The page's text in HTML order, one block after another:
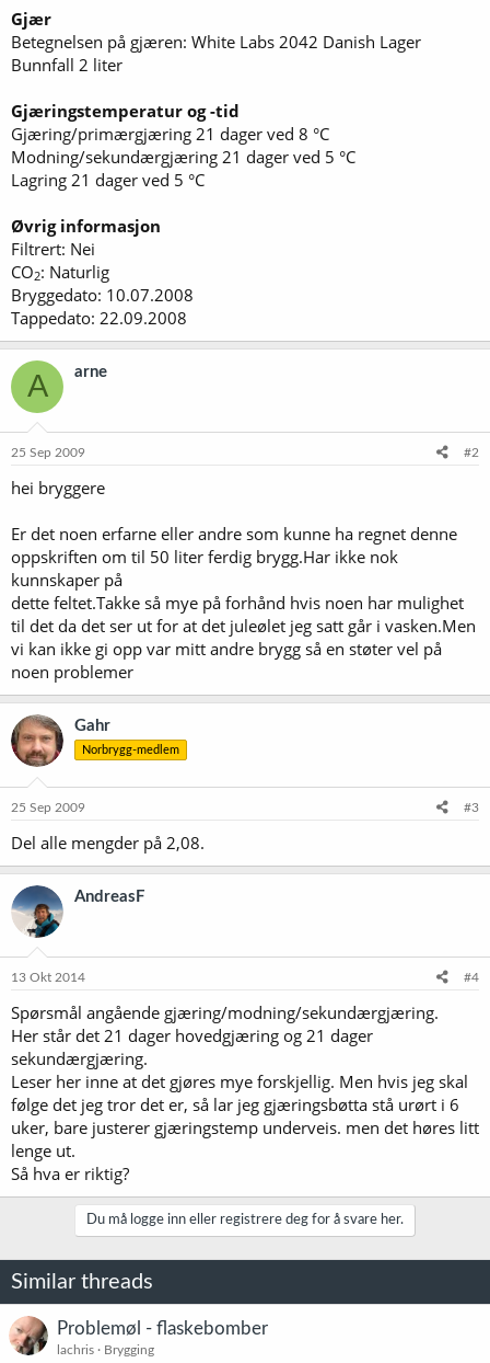
Gjær
Betegnelsen på gjæren: White Labs 2042 Danish Lager
Bunnfall 2 liter
Gjæringstemperatur og -tid
Gjæring/primærgjæring 21 dager ved 8 °C
Modning/sekundærgjæring 21 dager ved 5 °C
Lagring 21 dager ved 5 °C
Øvrig informasjon
Filtrert: Nei
CO2: Naturlig
Bryggedato: 10.07.2008
Tappedato: 22.09.2008
A arne
25 Sep 2009 #2
hei bryggere
Er det noen erfarne eller andre som kunne ha regnet denne
oppskriften om til 50 liter ferdig brygg.Har ikke nok
kunnskaper på
dette feltet.Takke så mye på forhånd hvis noen har mulighet
til det da det ser ut for at det juleølet jeg satt går i vasken.Men
vi kan ikke gi opp var mitt andre brygg så en støter vel på
noen problemer
Gahr
Norbrygg-medlem
25 Sep 2009 #3
Del alle mengder på 2,08.
AndreasF
13 Okt 2014 #4
Spørsmål angående gjæring/modning/sekundærgjæring.
Her står det 21 dager hovedgjæring og 21 dager
sekundærgjæring.
Leser her inne at det gjøres mye forskjellig. Men hvis jeg skal
følge det jeg tror det er, så lar jeg gjæringsbøtta stå urørt i 6
uker, bare justerer gjæringstemp underveis. men det høres litt
lenge ut.
Så hva er riktig?
Du må logge inn eller registrere deg for å svare her.
Similar threads
Problemøl - flaskebomber
lachris
Brygging